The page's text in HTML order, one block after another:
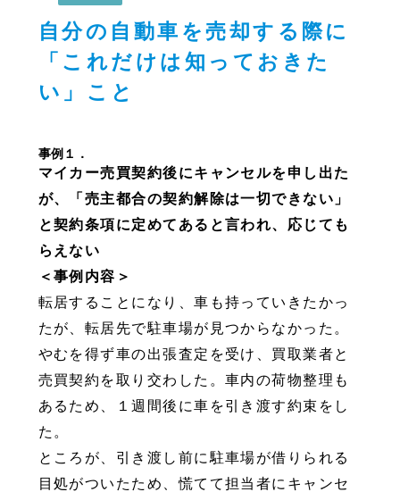
自分の自動車を売却する際に
「これだけは知っておきた
い」こと
事例１．
マイカー売買契約後にキャンセルを申し出た
が、「売主都合の契約解除は一切できない」
と契約条項に定めてあると言われ、応じても
らえない
＜事例内容＞
転居することになり、車も持っていきたかっ
たが、転居先で駐車場が見つからなかった。
やむを得ず車の出張査定を受け、買取業者と
売買契約を取り交わした。車内の荷物整理も
あるため、１週間後に車を引き渡す約束をし
た。
ところが、引き渡し前に駐車場が借りられる
目処がついたため、慌てて担当者にキャンセ